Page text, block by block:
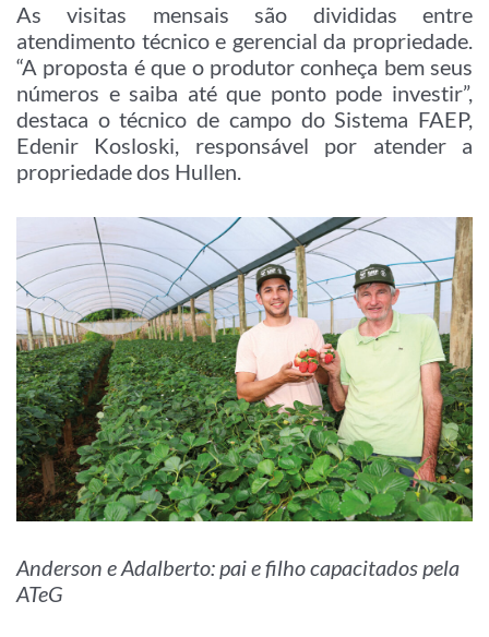
As visitas mensais são divididas entre
atendimento técnico e gerencial da propriedade.
“A proposta é que o produtor conheça bem seus
números e saiba até que ponto pode investir”,
destaca o técnico de campo do Sistema FAEP,
Edenir Kosloski, responsável por atender a
propriedade dos Hullen.
Anderson e Adalberto: pai e filho capacitados pela
ATeG